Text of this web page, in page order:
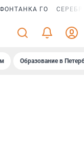
ФОНТАНКА ГО
Образование в